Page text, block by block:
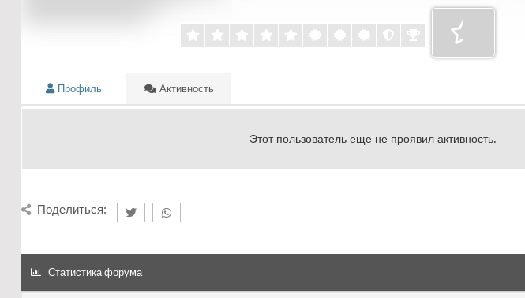
Профиль Активность
Этот пользователь еще не проявил активность.
Поделиться:
Статистика форума